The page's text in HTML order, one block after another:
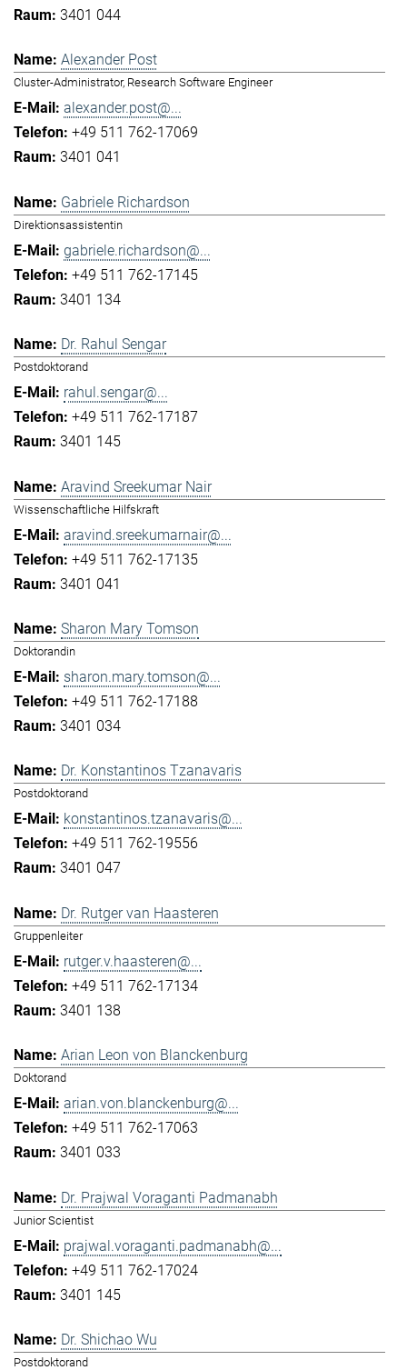
3401 044
Alexander Post
Cluster-Administrator, Research Software Engineer
alexander.post@...
+49 511 762-17069
3401 041
Gabriele Richardson
Direktionsassistentin
gabriele.richardson@...
+49 511 762-17145
3401 134
Dr. Rahul Sengar
Postdoktorand
rahul.sengar@...
+49 511 762-17187
3401 145
Aravind Sreekumar Nair
Wissenschaftliche Hilfskraft
aravind.sreekumarnair@...
+49 511 762-17135
3401 041
Sharon Mary Tomson
Doktorandin
sharon.mary.tomson@...
+49 511 762-17188
3401 034
Dr. Konstantinos Tzanavaris
Postdoktorand
konstantinos.tzanavaris@...
+49 511 762-19556
3401 047
Dr. Rutger van Haasteren
Gruppenleiter
rutger.v.haasteren@...
+49 511 762-17134
3401 138
Arian Leon von Blanckenburg
Doktorand
arian.von.blanckenburg@...
+49 511 762-17063
3401 033
Dr. Prajwal Voraganti Padmanabh
Junior Scientist
prajwal.voraganti.padmanabh@...
+49 511 762-17024
3401 145
Dr. Shichao Wu
Postdoktorand